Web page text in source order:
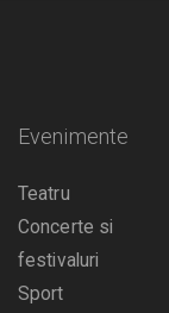
Evenimente
Teatru
Concerte si
festivaluri
Sport